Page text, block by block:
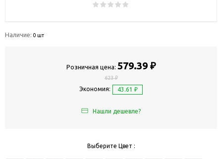
Наличие: 0 шт
Розничная цена: 579.39 ₽
623 ₽
Экономия: 43.61 ₽
Нашли дешевле?
Выберите Цвет :